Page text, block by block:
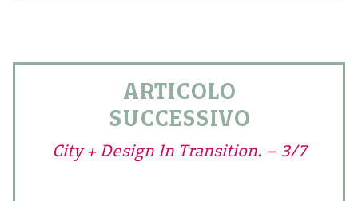
ARTICOLO
SUCCESSIVO
City + Design In Transition. – 3/7